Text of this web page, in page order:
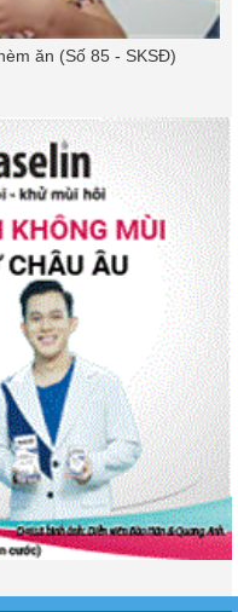
ăn (Số 85 - SKSĐ)